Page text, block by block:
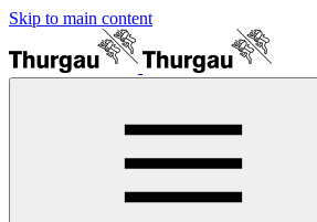
Skip to main content